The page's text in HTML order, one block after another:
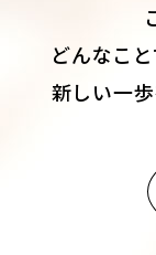
どんなこ
新しい一